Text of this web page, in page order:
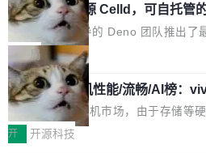
ean 表示是否可切换，nullable 的默认
色方案、深色方案——会产生大量无
合。方案缺了、配置冲突了、全 null
哪些组合有效，作者说，你得靠"文档
者部落知识"。 换个写法。Rust 的
变体：Switchable...
做，没什么新鲜的。 但 Kenton Varda
r 上把事情说清楚了： 今天我们发布
re OS，一个带连接器的聊天机器人，
有科技公司做的一样。只不过，实际上
样。这是 Sandstorm.io 的重制版，我
那个创业公司。不同的是，这次它构
lare Workers 上——我花了九年时间搭
——并且深度集成了 AI。这基本上是
Deno 团队开源 Celld，可自托管
布式 Durable Objects
Ryan Dahl 领导的 Deno 团队推出了
目 Celld，一个能在自己机器上运行
Workers 和 Durable Objects 的守护
计思路很直接：每个对象是一个独立
数据库，按名称寻址，复制到你自己的
存储库里。节点之间只通过这个存储
局
鲁大师7月新机性能/流畅/AI榜：
性能、流畅双第一，三星Galaxy Z
新折叠缺席
2026年7月的手机市场，由于存储等
增，手机厂商的日子也不好过啊，新机
开 开源科技